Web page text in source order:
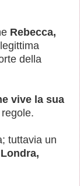
Rebecca,
della
vive la sua
tuttavia un